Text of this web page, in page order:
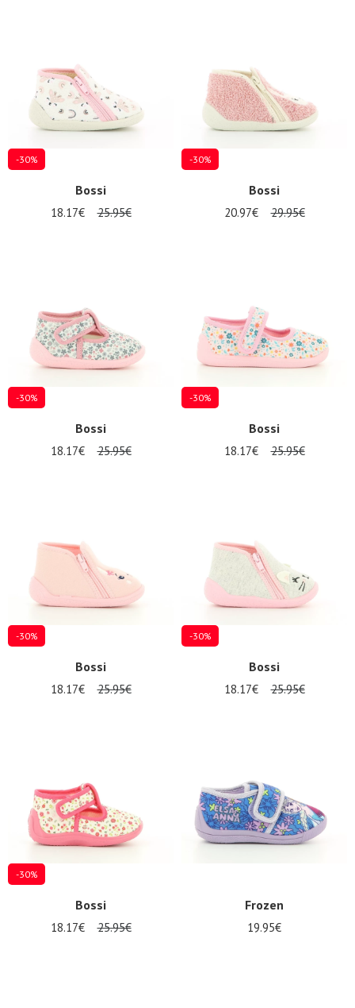
-30%
Bossi
18.17€ 25.95€
-30%
Bossi
20.97€ 29.95€
-30%
Bossi
18.17€ 25.95€
-30%
Bossi
18.17€ 25.95€
-30%
Bossi
18.17€ 25.95€
-30%
Bossi
18.17€ 25.95€
-30%
Bossi
18.17€ 25.95€
Frozen
19.95€